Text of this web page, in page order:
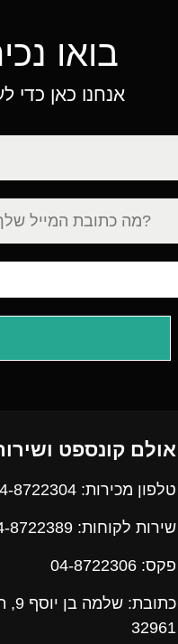
בואו
אנחנו כאן כדי
אולם קונספט
טלפון מכירות: 04-8722304
שירות לקוחות: 04-8722389
פקס:04-8722306
32961